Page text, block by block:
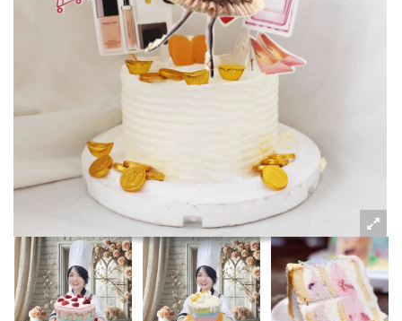
忘記密碼